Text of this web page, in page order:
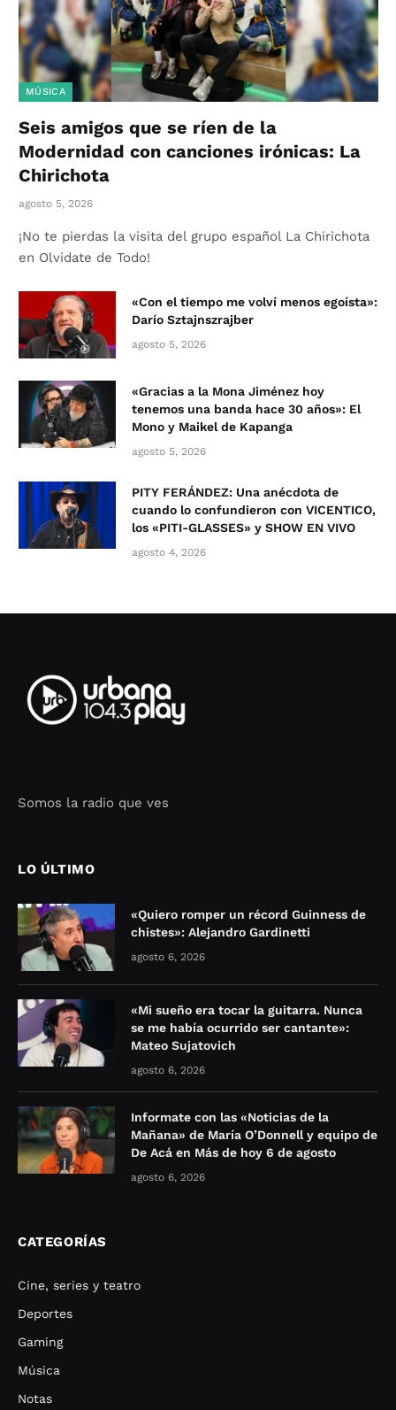
MÚSICA
Seis amigos que se ríen de la
Modernidad con canciones irónicas: La
Chirichota
agosto 5, 2026
¡No te pierdas la visita del grupo español La Chirichota
en Olvidate de Todo!
«Con el tiempo me volví menos egoísta»:
Darío Sztajnszrajber
agosto 5, 2026
«Gracias a la Mona Jiménez hoy
tenemos una banda hace 30 años»: El
Mono y Maikel de Kapanga
agosto 5, 2026
PITY FERÁNDEZ: Una anécdota de
cuando lo confundieron con VICENTICO,
los «PITI-GLASSES» y SHOW EN VIVO
agosto 4, 2026
Somos la radio que ves
LO ÚLTIMO
«Quiero romper un récord Guinness de
chistes»: Alejandro Gardinetti
agosto 6, 2026
«Mi sueño era tocar la guitarra. Nunca
se me había ocurrido ser cantante»:
Mateo Sujatovich
agosto 6, 2026
Informate con las «Noticias de la
Mañana» de María O’Donnell y equipo de
De Acá en Más de hoy 6 de agosto
agosto 6, 2026
CATEGORÍAS
Cine, series y teatro
Deportes
Gaming
Música
Notas